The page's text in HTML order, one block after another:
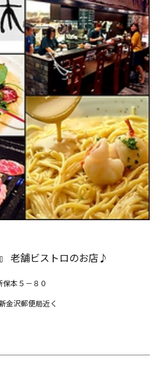
老舗ビストロのお店♪
本５－８０
金沢郵便局近く